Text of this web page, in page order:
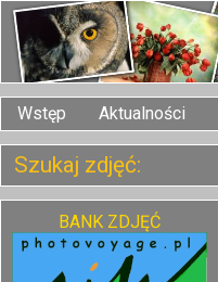
Wstęp Aktualności
Szukaj zdjęć:
BANK ZDJĘĆ